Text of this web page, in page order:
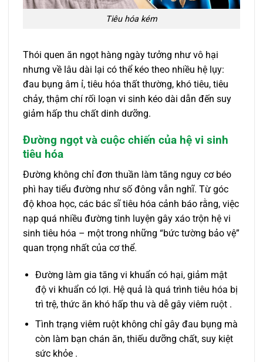
Tiêu hóa kém
Thói quen ăn ngọt hàng ngày tưởng như vô hại
nhưng về lâu dài lại có thể kéo theo nhiều hệ lụy:
đau bụng âm ỉ, tiêu hóa thất thường, khó tiêu, tiêu
chảy, thậm chí rối loạn vi sinh kéo dài dẫn đến suy
giảm hấp thu chất dinh dưỡng.
Đường ngọt và cuộc chiến của hệ vi sinh
tiêu hóa
Đường không chỉ đơn thuần làm tăng nguy cơ béo
phì hay tiểu đường như số đông vẫn nghĩ. Từ góc
độ khoa học, các bác sĩ tiêu hóa cảnh báo rằng, việc
nạp quá nhiều đường tinh luyện gây xáo trộn hệ vi
sinh tiêu hóa – một trong những “bức tường bảo vệ”
quan trọng nhất của cơ thể.
Đường làm gia tăng vi khuẩn có hại, giảm mật
độ vi khuẩn có lợi. Hệ quả là quá trình tiêu hóa bị
trì trệ, thức ăn khó hấp thu và dễ gây viêm ruột .
Tình trạng viêm ruột không chỉ gây đau bụng mà
còn làm bạn chán ăn, thiếu dưỡng chất, suy kiệt
sức khỏe .